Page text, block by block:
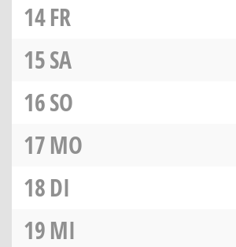
14FR
15SA
16SO
17MO
18DI
19MI